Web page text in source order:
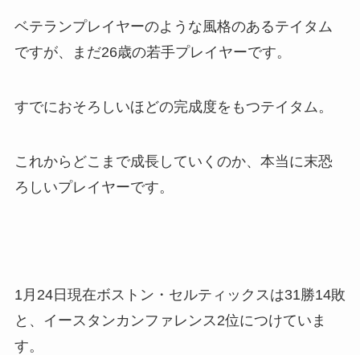
ベテランプレイヤーのような風格のあるテイタム
ですが、まだ26歳の若手プレイヤーです。
すでにおそろしいほどの完成度をもつテイタム。
これからどこまで成長していくのか、本当に末恐
ろしいプレイヤーです。
1月24日現在ボストン・セルティックスは31勝14敗
と、イースタンカンファレンス2位につけていま
す。